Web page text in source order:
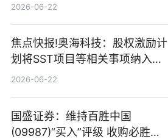
2026-06-22
焦点快报!奥海科技：股权激励计
划将SST项目等相关事项纳入专
项业务发展考核指标
2026-06-22
国盛证券：维持百胜中国
(09987)“买入”评级 收购必胜客